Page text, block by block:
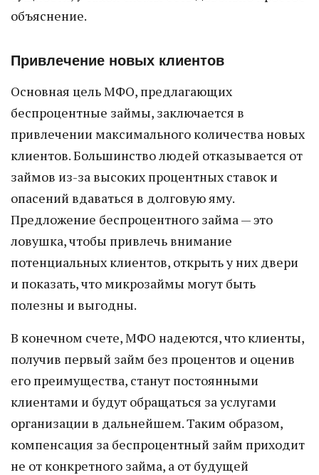
объяснение.
Привлечение новых клиентов
Основная цель МФО, предлагающих
беспроцентные займы, заключается в
привлечении максимального количества новых
клиентов. Большинство людей отказывается от
займов из-за высоких процентных ставок и
опасений вдаваться в долговую яму.
Предложение беспроцентного займа — это
ловушка, чтобы привлечь внимание
потенциальных клиентов, открыть у них двери
и показать, что микрозаймы могут быть
полезны и выгодны.
В конечном счете, МФО надеются, что клиенты,
получив первый займ без процентов и оценив
его преимущества, станут постоянными
клиентами и будут обращаться за услугами
организации в дальнейшем. Таким образом,
компенсация за беспроцентный займ приходит
не от конкретного займа, а от будущей